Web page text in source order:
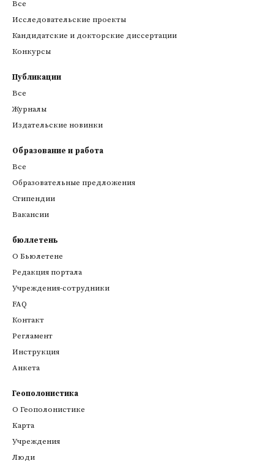
Все
Исследовательские проекты
Кандидатские и докторские диссертации
Конкурсы
Публикации
Все
Журналы
Издательские новинки
Образование и работа
Все
Образовательные предложения
Стипендии
Вакансии
бюллетень
О Бьюлетене
Редакция портала
Учреждения-сотрудники
FAQ
Контакт
Регламент
Инструкция
Анкета
Геополонистика
О Геополонистике
Kарта
Учреждения
Люди